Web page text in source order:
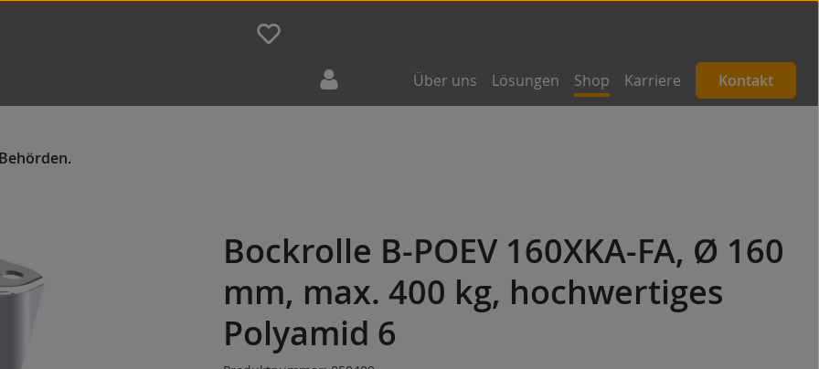
Über uns Lösungen Shop Karriere Kontakt
Bockrolle B-POEV 160XKA-FA, Ø 160
mm, max. 400 kg, hochwertiges
Polyamid 6